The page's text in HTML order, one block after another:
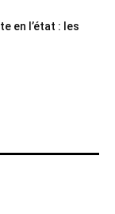
en l’état : les